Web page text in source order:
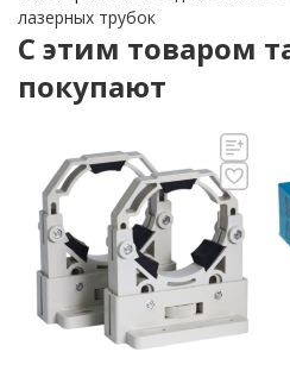
лазерных трубок
C этим товаром
покупают